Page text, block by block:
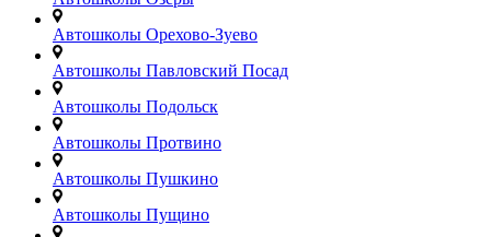
Автошколы Орехово-Зуево
Автошколы Павловский Посад
Автошколы Подольск
Автошколы Протвино
Автошколы Пушкино
Автошколы Пущино